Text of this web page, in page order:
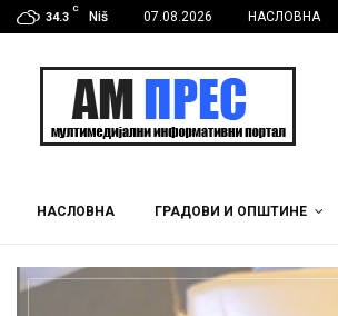
34.3
C
Niš 07.08.2026 НАСЛОВНА
НАСЛОВНА ГРАДОВИ И ОПШТИНЕ